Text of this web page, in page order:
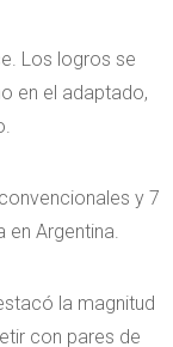
Los logros se
en el adaptado,
y 7
Argentina.
la magnitud
con pares de